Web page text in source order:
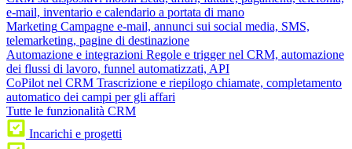
e-mail, inventario e calendario a portata di mano
Marketing Campagne e-mail, annunci sui social media, SMS,
telemarketing, pagine di destinazione
Automazione e integrazioni Regole e trigger nel CRM, automazione
dei flussi di lavoro, funnel automatizzati, API
CoPilot nel CRM Trascrizione e riepilogo chiamate, completamento
automatico dei campi per gli affari
Tutte le funzionalità CRM
Incarichi e progetti